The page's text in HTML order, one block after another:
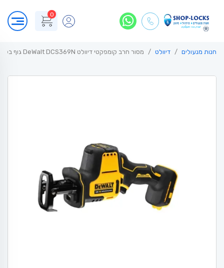
0
חנות מנעולים דיוולט מסור חרב קומפקטי דיוולט DeWalt DCS369N גוף בלבד